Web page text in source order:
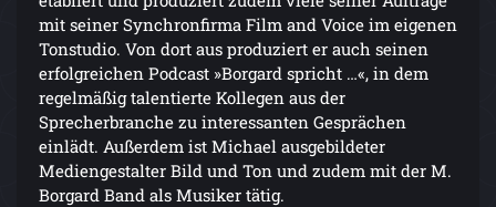
mit seiner Synchronfirma Film and Voice im eigenen
Tonstudio. Von dort aus produziert er auch seinen
erfolgreichen Podcast »Borgard spricht …«, in dem
regelmäßig talentierte Kollegen aus der
Sprecherbranche zu interessanten Gesprächen
einlädt. Außerdem ist Michael ausgebildeter
Mediengestalter Bild und Ton und zudem mit der M.
Borgard Band als Musiker tätig.